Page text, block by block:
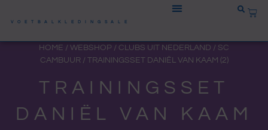
naar
de
VOETBALKLEDINGSALE
HOME / WEBSHOP / CLUBS UIT NEDERLAND / SC
CAMBUUR/ TRAININGSSET DANIËL VAN KAAM (2)
TRAININGSSET
DANIËL VAN KAAM